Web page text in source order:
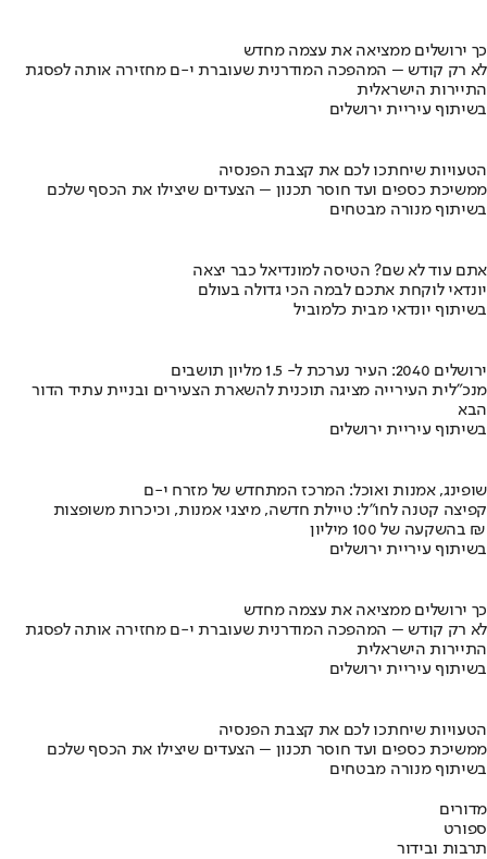
כך ירושלים ממציאה את עצמה מחדש
לא רק קודש – המהפכה המודרנית שעוברת י-ם מחזירה אותה לפסגת
התיירות הישראלית
בשיתוף עיריית ירושלים
הטעויות שיחתכו לכם את קצבת הפנסיה
ממשיכת כספים ועד חוסר תכנון – הצעדים שיצילו את הכסף שלכם
בשיתוף מנורה מבטחים
אתם עוד לא שם? הטיסה למונדיאל כבר יצאה
יונדאי לוקחת אתכם לבמה הכי גדולה בעולם
בשיתוף יונדאי מבית כלמוביל
ירושלים 2040: העיר נערכת ל- 1.5 מליון תושבים
מנכ"לית העירייה מציגה תוכנית להשארת הצעירים ובניית עתיד הדור
הבא
בשיתוף עיריית ירושלים
שופינג, אמנות ואוכל: המרכז המתחדש של מזרח י-ם
קפיצה קטנה לחו"ל: טיילת חדשה, מיצגי אמנות, וכיכרות משופצות
בהשקעה של 100 מיליון ₪
בשיתוף עיריית ירושלים
כך ירושלים ממציאה את עצמה מחדש
לא רק קודש – המהפכה המודרנית שעוברת י-ם מחזירה אותה לפסגת
התיירות הישראלית
בשיתוף עיריית ירושלים
הטעויות שיחתכו לכם את קצבת הפנסיה
ממשיכת כספים ועד חוסר תכנון – הצעדים שיצילו את הכסף שלכם
בשיתוף מנורה מבטחים
מדורים
ספורט
תרבות ובידור